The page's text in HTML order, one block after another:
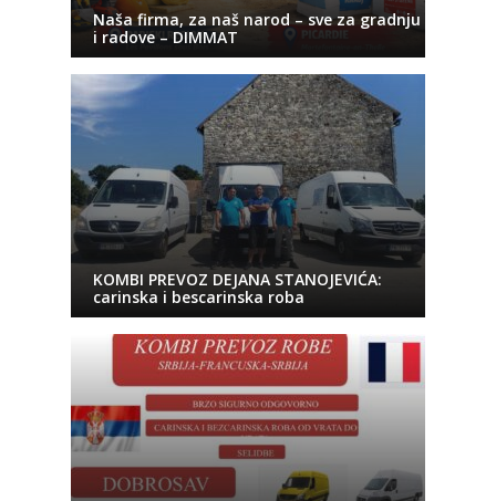
Naša firma, za naš narod – sve za gradnju
i radove – DIMMAT
KOMBI PREVOZ DEJANA STANOJEVIĆA:
carinska i bescarinska roba